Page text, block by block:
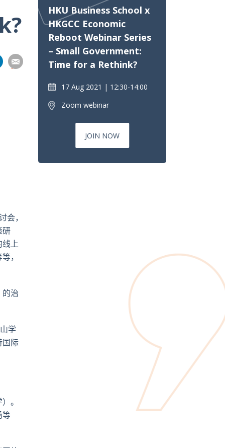
分
分
享
会，
研
线上
，
治
学
国际
。
等
HKU Business School x
HKGCC Economic
Reboot Webinar Series
– Small Government:
Time for a Rethink?
17 Aug 2021
12:30-14:00
Zoom webinar
JOIN NOW